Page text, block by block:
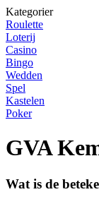
Kategorier
Roulette
Loterij
Casino
Bingo
Wedden
Spel
Kastelen
Poker
GVA
Wat is de